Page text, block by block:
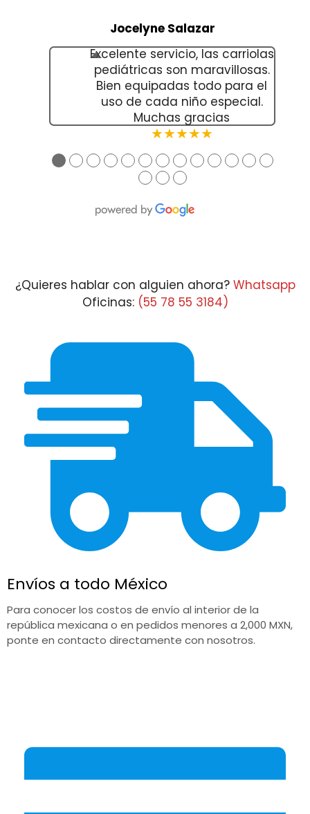
Jocelyne Salazar
Excelente servicio, las carriolas
pediátricas son maravillosas.
Bien equipadas todo para el
uso de cada niño especial.
Muchas gracias
★★★★★
●●●●●●●●●●●●●
●●●
¿Quieres hablar con alguien ahora? Whatsapp
Oficinas: (55 78 55 3184)
Envíos a todo México
Para conocer los costos de envío al interior de la
república mexicana o en pedidos menores a 2,000 MXN,
ponte en contacto directamente con nosotros.